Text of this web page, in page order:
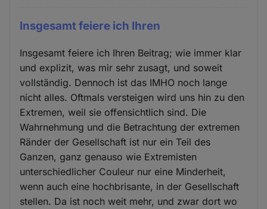
Insgesamt feiere ich Ihren
Insgesamt feiere ich Ihren Beitrag; wie immer klar
und explizit, was mir sehr zusagt, und soweit
vollständig. Dennoch ist das IMHO noch lange
nicht alles. Oftmals versteigen wird uns hin zu den
Extremen, weil sie offensichtlich sind. Die
Wahrnehmung und die Betrachtung der extremen
Ränder der Gesellschaft ist nur ein Teil des
Ganzen, ganz genauso wie Extremisten
unterschiedlicher Couleur nur eine Minderheit,
wenn auch eine hochbrisante, in der Gesellschaft
stellen. Da ist noch weit mehr, und zwar dort wo